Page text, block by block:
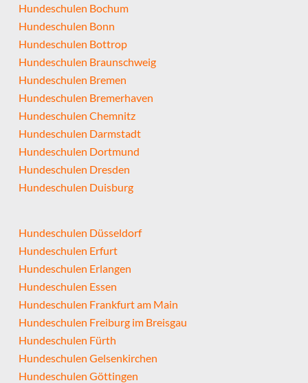
Hundeschulen Bochum
Hundeschulen Bonn
Hundeschulen Bottrop
Hundeschulen Braunschweig
Hundeschulen Bremen
Hundeschulen Bremerhaven
Hundeschulen Chemnitz
Hundeschulen Darmstadt
Hundeschulen Dortmund
Hundeschulen Dresden
Hundeschulen Duisburg
Hundeschulen Düsseldorf
Hundeschulen Erfurt
Hundeschulen Erlangen
Hundeschulen Essen
Hundeschulen Frankfurt am Main
Hundeschulen Freiburg im Breisgau
Hundeschulen Fürth
Hundeschulen Gelsenkirchen
Hundeschulen Göttingen